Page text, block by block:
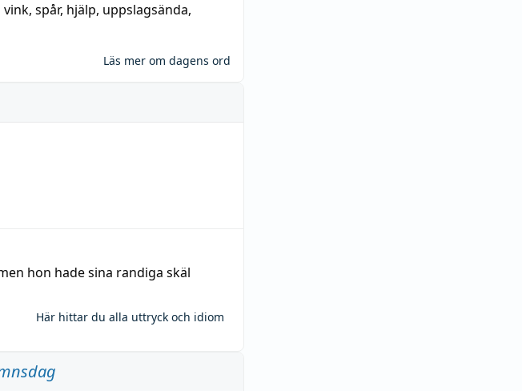
vink, spår, hjälp, uppslagsända,
Läs mer om dagens ord
hon hade sina randiga skäl
Här hittar du alla uttryck och idiom